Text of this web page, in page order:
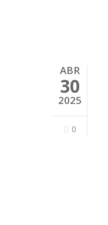
ABR
30
2025
0